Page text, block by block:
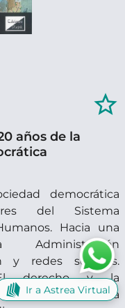
star_border
años de la
democrática
del Sistema
Hacia una
y redes sociales.
El derecho y la
necesarias para
Ir a Astrea Virtual